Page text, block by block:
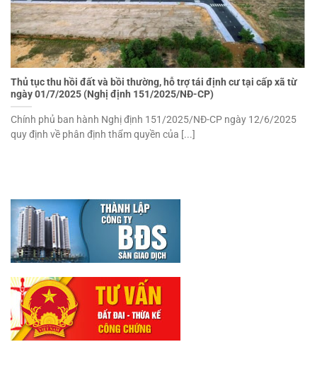
Thủ tục thu hồi đất và bồi thường, hỗ trợ tái định cư tại cấp xã từ
ngày 01/7/2025 (Nghị định 151/2025/NĐ-CP)
Chính phủ ban hành Nghị định 151/2025/NĐ-CP ngày 12/6/2025
quy định về phân định thẩm quyền của [...]